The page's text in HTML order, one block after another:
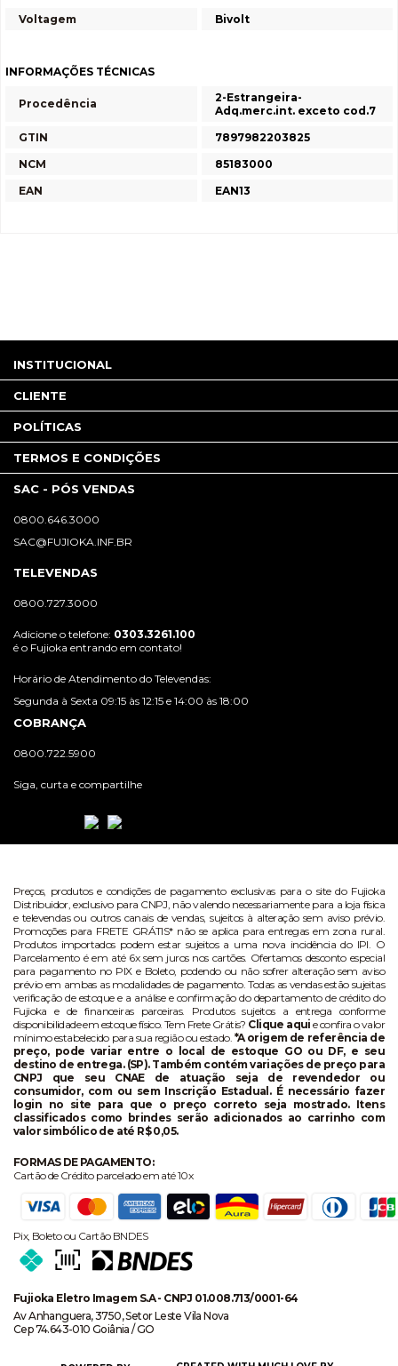
Voltagem
Bivolt
INFORMAÇÕES TÉCNICAS
Procedência
2-Estrangeira-
Adq.merc.int. exceto cod.7
GTIN
7897982203825
NCM
85183000
EAN
EAN13
INSTITUCIONAL
CLIENTE
POLÍTICAS
TERMOS E CONDIÇÕES
SAC - PÓS VENDAS
0800.646.3000
SAC@FUJIOKA.INF.BR
TELEVENDAS
0800.727.3000
Adicione o telefone: 0303.3261.100
é o Fujioka entrando em contato!
Horário de Atendimento do Televendas:
Segunda à Sexta 09:15 às 12:15 e 14:00 às 18:00
COBRANÇA
0800.722.5900
Siga, curta e compartilhe
Preços, produtos e condições de pagamento exclusivas para o site do Fujioka
Distribuidor, exclusivo para CNPJ, não valendo necessariamente para a loja física
e televendas ou outros canais de vendas, sujeitos à alteração sem aviso prévio.
Promoções para FRETE GRÁTIS* não se aplica para entregas em zona rural.
Produtos importados podem estar sujeitos a uma nova incidência do IPI. O
Parcelamento é em até 6x sem juros nos cartões. Ofertamos desconto especial
para pagamento no PIX e Boleto, podendo ou não sofrer alteração sem aviso
prévio em ambas as modalidades de pagamento. Todas as vendas estão sujeitas
verificação de estoque e a análise e confirmação do departamento de crédito do
Fujioka e de financeiras parceiras. Produtos sujeitos a entrega conforme
disponibilidade em estoque físico. Tem Frete Grátis? Clique aqui e confira o valor
mínimo estabelecido para sua região ou estado. *A origem de referência de
preço, pode variar entre o local de estoque GO ou DF, e seu
destino de entrega. (SP). Também contém variações de preço para
CNPJ que seu CNAE de atuação seja de revendedor ou
consumidor, com ou sem Inscrição Estadual. É necessário fazer
login no site para que o preço correto seja mostrado. Itens
classificados como brindes serão adicionados ao carrinho com
valor simbólico de até R$ 0,05.
FORMAS DE PAGAMENTO:
Cartão de Crédito parcelado em até 10x
Pix, Boleto ou Cartão BNDES
Fujioka Eletro Imagem S.A - CNPJ 01.008.713/0001-64
Av Anhanguera, 3750, Setor Leste Vila Nova
Cep 74.643-010 Goiânia / GO